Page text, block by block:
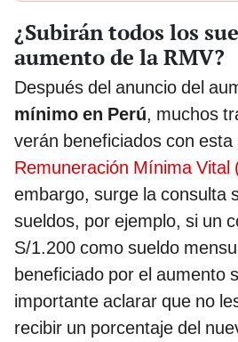
¿Subirán todos los
aumento de la RMV?
Después del anuncio del
mínimo en Perú, muchos
verán beneficiados con esta
Remuneración Mínima Vital
embargo, surge la consulta
sueldos, por ejemplo, si un
S/1.200 como sueldo
beneficiado por el aumento
importante aclarar que no
recibir un porcentaje del